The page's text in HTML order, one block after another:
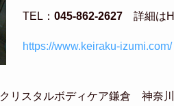
TEL：045-862-2627 詳細は
https://www.keiraku-izumi.com/
クリスタルボディケア鎌倉 神奈